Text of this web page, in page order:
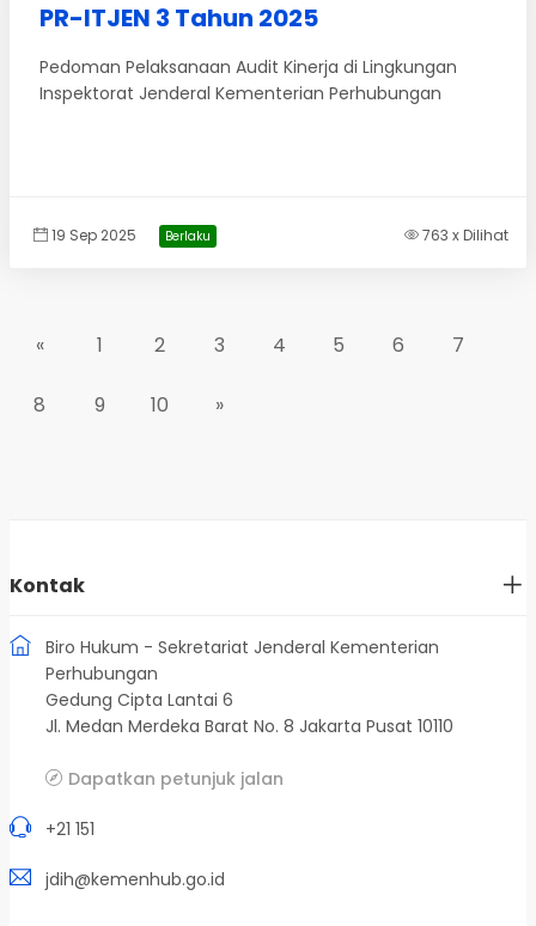
PR-ITJEN 3 Tahun 2025
Pedoman Pelaksanaan Audit Kinerja di Lingkungan
Inspektorat Jenderal Kementerian Perhubungan
19 Sep 2025 Berlaku 763 x Dilihat
« 1 2 3 4 5 6 7
8 9 10 »
Kontak
Biro Hukum - Sekretariat Jenderal Kementerian
Perhubungan
Gedung Cipta Lantai 6
Jl. Medan Merdeka Barat No. 8 Jakarta Pusat 10110
Dapatkan petunjuk jalan
+21 151
jdih@kemenhub.go.id